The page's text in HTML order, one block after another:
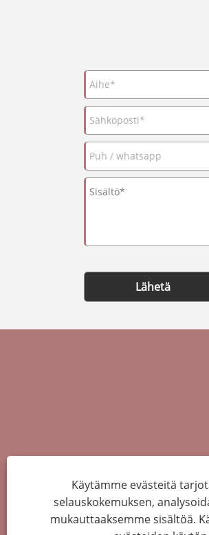
Lähetä
Copyright © 2022
Käytämme evästeitä
selauskokemuksen,
mukauttaaksemme sisältöä.